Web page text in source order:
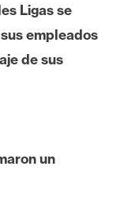
Ligas se
empleados
de sus
un